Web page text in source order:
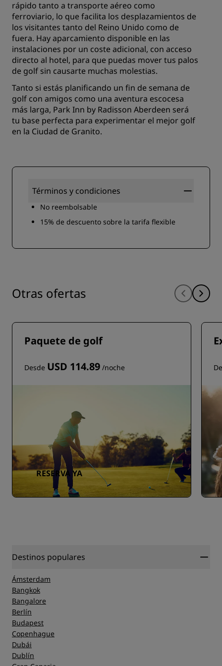
rápido tanto a transporte aéreo como
ferroviario, lo que facilita los desplazamientos de
los visitantes tanto del Reino Unido como de
fuera. Hay aparcamiento disponible en las
instalaciones por un coste adicional, con acceso
directo al hotel, para que puedas mover tus palos
de golf sin causarte muchas molestias.
Tanto si estás planificando un fin de semana de
golf con amigos como una aventura escocesa
más larga, Park Inn by Radisson Aberdeen será
tu base perfecta para experimentar el mejor golf
en la Ciudad de Granito.
Términos y condiciones
No reembolsable
15% de descuento sobre la tarifa flexible
Otras ofertas
Paquete de golf
Desde USD 114.89 /noche
RESERVA YA
Destinos populares
Ámsterdam
Bangkok
Bangalore
Berlín
Budapest
Copenhague
Dubái
Dublín